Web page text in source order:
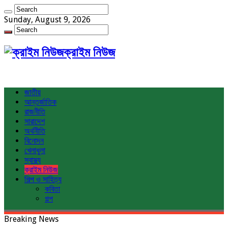
Sunday, August 9, 2026
ক্রাইম নিউজ
জাতীয়
আন্তর্জাতিক
রাজনীতি
সারাদেশ
অর্থনীতি
বিনোদন
খেলাধুলা
স্বাস্থ্য
ক্রাইম নিউজ
শিল্প ও সাহিত্য
কবিতা
গল্প
Breaking News